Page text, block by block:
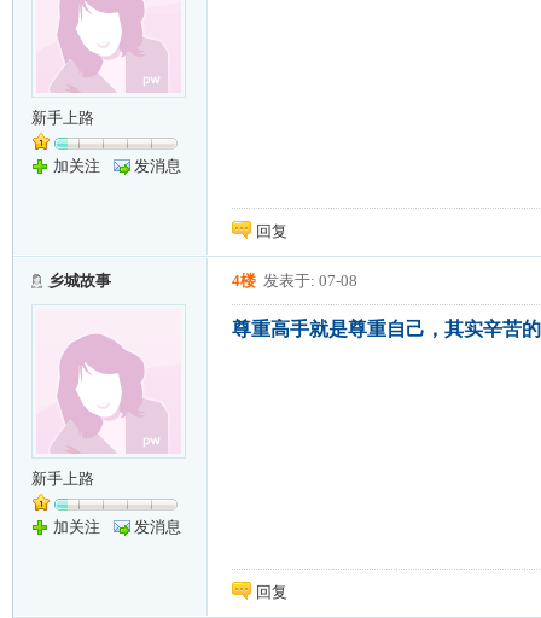
新手上路
加关注 发消息
回复
乡城故事
新手上路
加关注 发消息
4楼 发表于: 07-08
尊重高手就是尊重自己，其实辛苦
回复